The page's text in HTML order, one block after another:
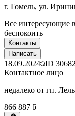
г. Гомель, ул.
Все интересующие
беспокоить
Контакты
Написать
18.09.2024 ID
Контактное лицо
недалеко от гп.
866 887 ƃ